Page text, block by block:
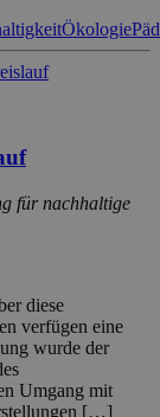
Ökologie
für nachhaltige
diese
verfügen eine
wurde der
Umgang mit
[…]